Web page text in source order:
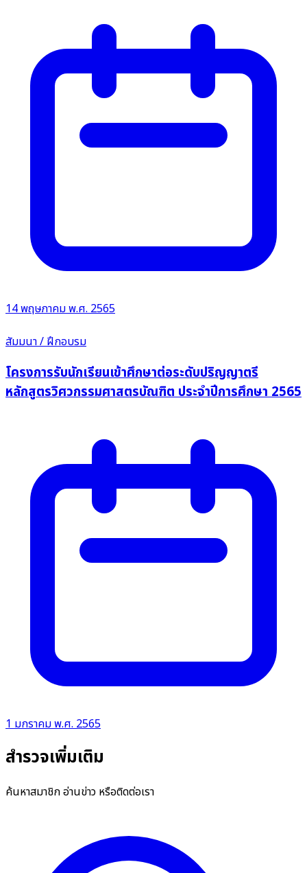
14 พฤษภาคม พ.ศ. 2565
สัมมนา / ฝึกอบรม
โครงการรับนักเรียนเข้าศึกษาต่อระดับปริญญาตรี
หลักสูตรวิศวกรรมศาสตรบัณฑิต ประจำปีการศึกษา 2565
1 มกราคม พ.ศ. 2565
สำรวจเพิ่มเติม
ค้นหาสมาชิก อ่านข่าว หรือติดต่อเรา